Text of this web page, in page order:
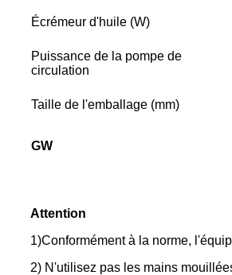
Écrémeur d'huile (W)
Puissance de la pompe de
circulation
Taille de l'emballage (mm)
GW
Attention
1)Conformément à la norme,
2) N'utilisez pas les mains